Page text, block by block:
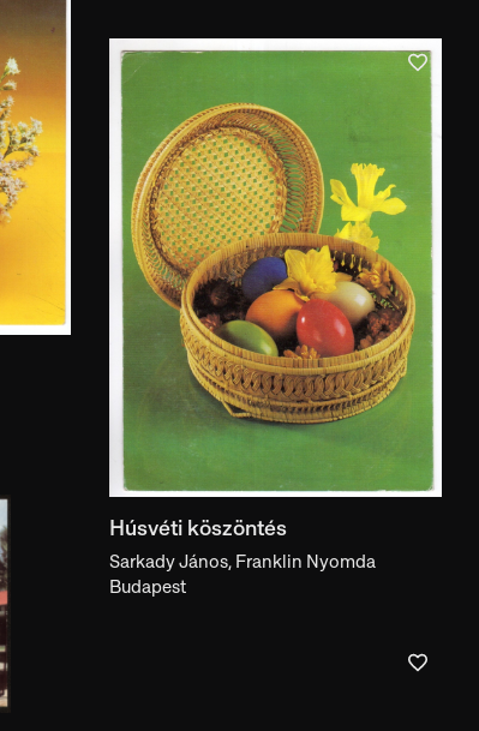
Húsvéti köszöntés
Sarkady János, Franklin Nyomda
Budapest